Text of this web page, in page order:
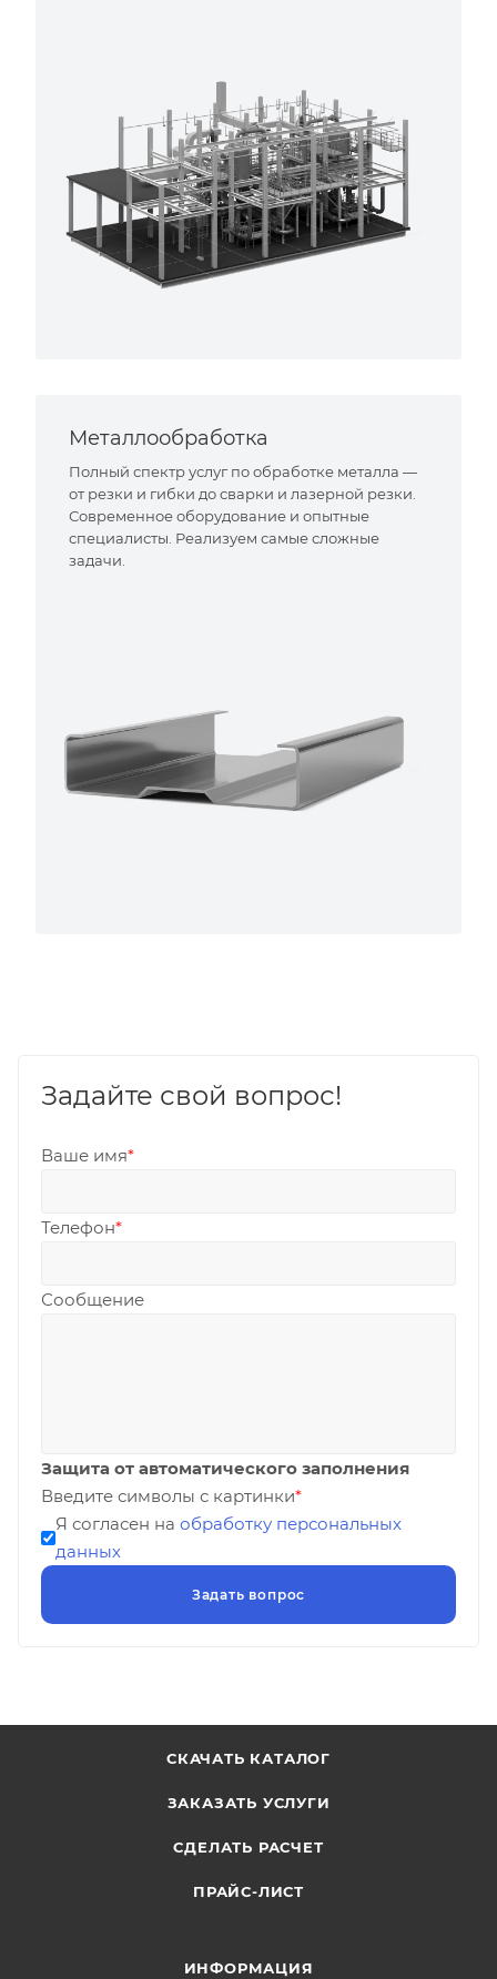
Металлообработка
Полный спектр услуг по обработке металла —
от резки и гибки до сварки и лазерной резки.
Современное оборудование и опытные
специалисты. Реализуем самые сложные
задачи.
Задайте свой вопрос!
Ваше имя*
Телефон*
Сообщение
Защита от автоматического заполнения
Введите символы с картинки*
Я согласен на обработку персональных
данных
СКАЧАТЬ КАТАЛОГ
ЗАКАЗАТЬ УСЛУГИ
СДЕЛАТЬ РАСЧЕТ
ПРАЙС-ЛИСТ
ИНФОРМАЦИЯ